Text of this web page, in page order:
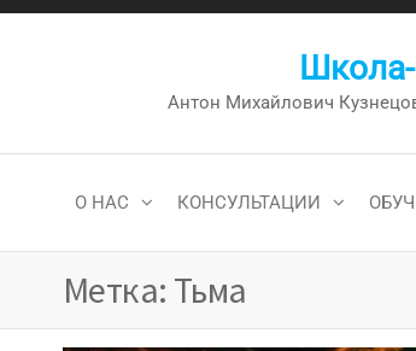
Перейти
Антон Михайлович
О НАС КОНСУЛЬТАЦИИ
Метка: Тьма